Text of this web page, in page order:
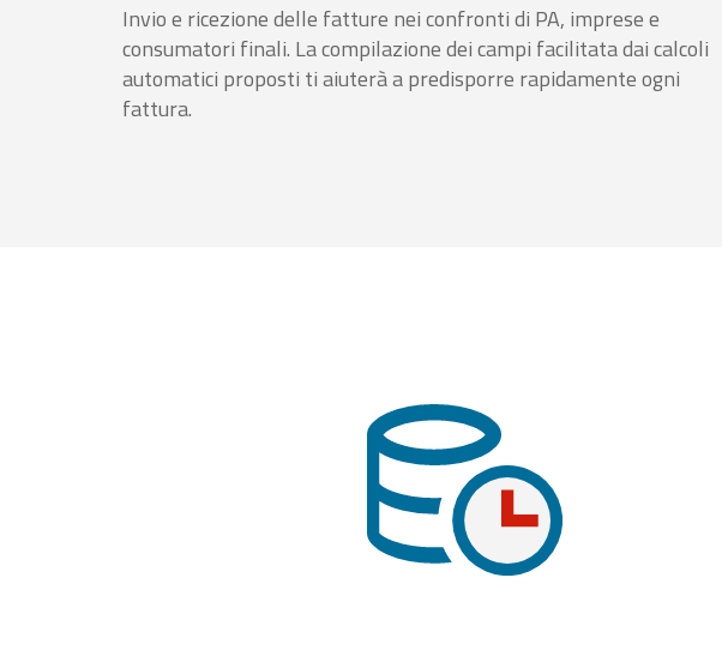
Invio e ricezione delle fatture nei confronti di PA, imprese e
consumatori finali. La compilazione dei campi facilitata dai calcoli
automatici proposti ti aiuterà a predisporre rapidamente ogni
fattura.